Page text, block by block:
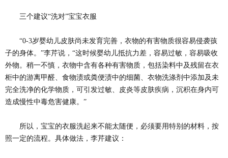
三个建议“洗对”宝宝衣服
“0-3岁婴幼儿皮肤尚未发育完善，衣物的有害物质很容易侵袭孩
子的身体。”李芹说，“这时候婴幼儿抵抗力差，容易过敏，容易吸收
外物。稍一不慎，衣物中含有各种有害物质，包括染料中及残留在衣
柜中的游离甲醛、食物渍或粪便渍中的细菌、衣物洗涤剂中添加及未
完全洗净的化学物质，可引发过敏、皮炎等皮肤疾病，沉积在身内可
造成慢性中毒危害健康。”
所以，宝宝的衣服洗起来不能太随便，必须要用特别的材料，按
照一定的流程。具体做法，李芹建议：